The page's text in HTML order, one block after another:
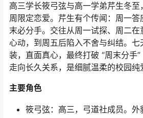
高三学长筱弓弦与高一学弟芹生冬
周限定恋爱。芹生有个传闻：周一答
末必分手。交往从周一试探、周二在
心动，到周五后陷入不舍与纠结。七
装，直面真心，最终打破 “周末分手
走向长久关系，是细腻温柔的校园纯
主要角色
筱弓弦：高三，弓道社成员。外